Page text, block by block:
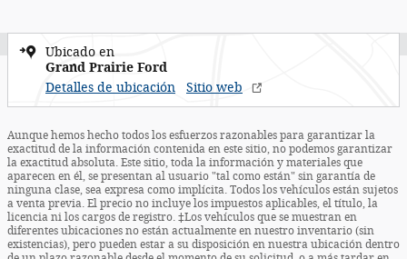
Ubicado en
Grand Prairie Ford
Detalles de ubicación
Sitio web
Aunque hemos hecho todos los esfuerzos razonables para garantizar la
exactitud de la información contenida en este sitio, no podemos garantizar
la exactitud absoluta. Este sitio, toda la información y materiales que
aparecen en él, se presentan al usuario "tal como están" sin garantía de
ninguna clase, sea expresa como implícita. Todos los vehículos están sujetos
a venta previa. El precio no incluye los impuestos aplicables, el título, la
licencia ni los cargos de registro. ‡Los vehículos que se muestran en
diferentes ubicaciones no están actualmente en nuestro inventario (sin
existencias), pero pueden estar a su disposición en nuestra ubicación dentro